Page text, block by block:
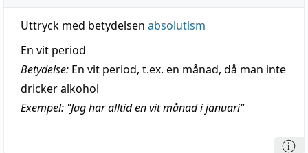
Uttryck med betydelsen absolutism
En vit period
Betydelse: En vit period, t.ex. en månad, då man inte
dricker alkohol
Exempel: "Jag har alltid en vit månad i januari"